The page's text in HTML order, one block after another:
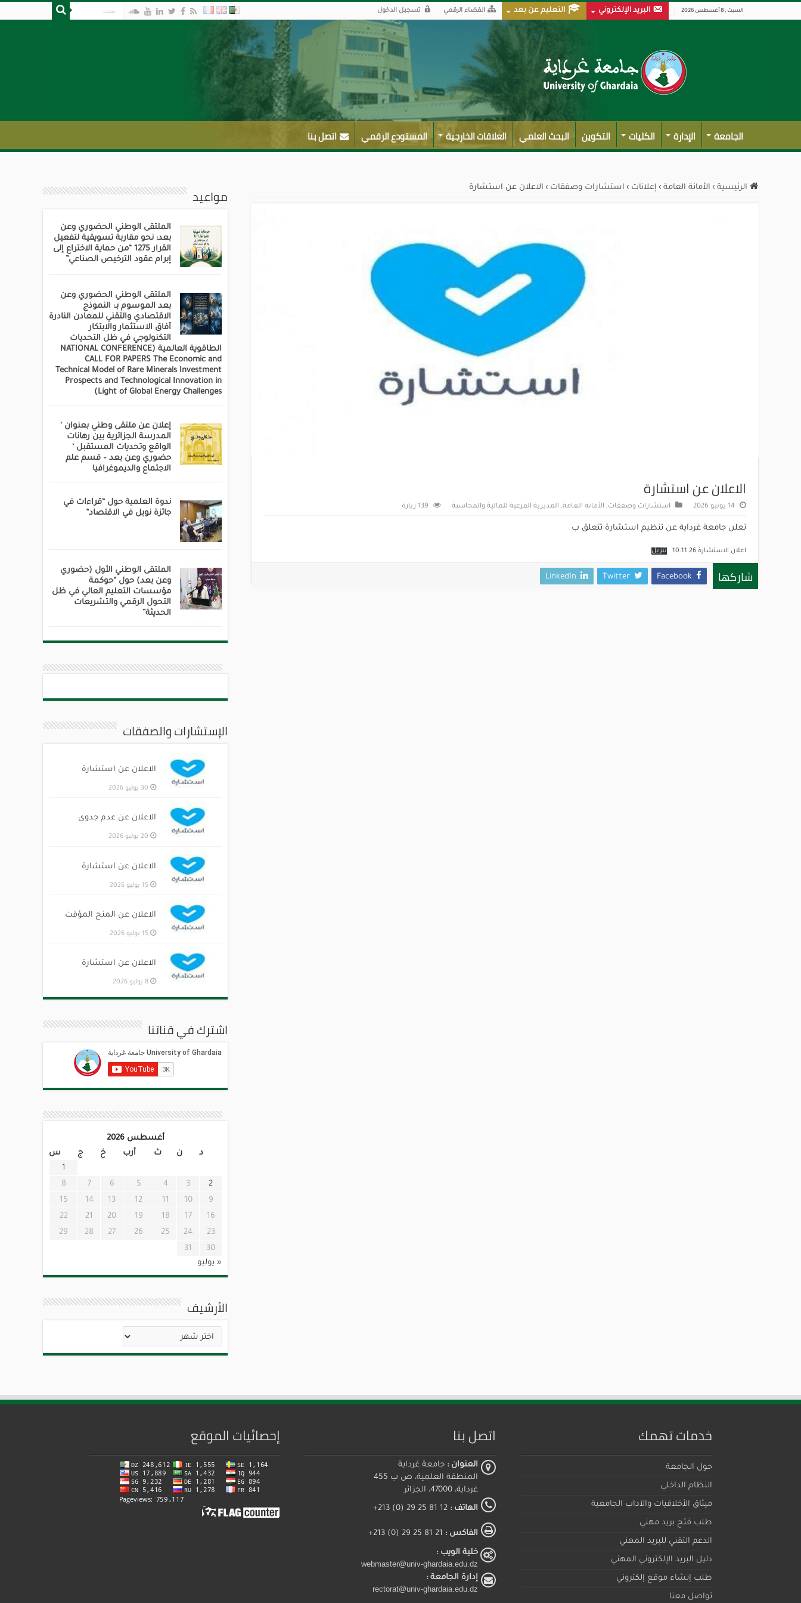
السبت , 8 أغسطس 2026 البريد الإلكتروني التعليم عن بعد الفضاء الرقمي تسجيل الدخول
الجامعة الإدارة الكليات التكوين البحث العلمي العلاقات الخارجية المستودع الرقمي اتصل بنا
الرئيسية › الأمانة العامة › إعلانات › استشارات وصفقات › الاعلان عن استشارة
الاعلان عن استشارة
14 يونيو 2026 استشارات وصفقات, الأمانة العامة, المديرية الفرعية للمالية والمحاسبة 139 زيارة
تعلن جامعة غرداية عن تنظيم استشارة تتعلق ب
اعلان الاستشارة 10.11.26 تنزيل
شاركها Facebook
Twitter
LinkedIn
مواعيد
الملتقى الوطني الحضوري وعن
بعد: نحو مقاربة تسويقية لتفعيل
القرار 1275 “من حماية الاختراع إلى
إبرام عقود الترخيص الصناعي”
الملتقى الوطني الحضوري وعن
بعد الموسوم بـ: النموذج
الاقتصادي والتقني للمعادن النادرة
آفاق الاستثمار والابتكار
التكنولوجي في ظل التحديات
الطاقوية العالمية (NATIONAL CONFERENCE
CALL FOR PAPERS The Economic and
Technical Model of Rare Minerals Investment
Prospects and Technological Innovation in
Light of Global Energy Challenges)
إعلان عن ملتقى وطني بعنوان ‘
المدرسة الجزائرية بين رهانات
الواقع وتحديات المستقبل ‘
حضوري وعن بعد – قسم علم
الاجتماع والديموغرافيا
ندوة العلمية حول “قراءات في
جائزة نوبل في الاقتصاد”
الملتقى الوطني الأول (حضوري
وعن بعد) حول “حوكمة
مؤسسات التعليم العالي في ظل
التحول الرقمي والتشريعات
الحديثة”
الإستشارات والصفقات
الاعلان عن استشارة
30 يوليو 2026
الاعلان عن عدم جدوى
20 يوليو 2026
الاعلان عن استشارة
15 يوليو 2026
الاعلان عن المنح المؤقت
15 يوليو 2026
الاعلان عن استشارة
8 يوليو 2026
اشترك في قناتنا
أغسطس 2026
د
ن ث أرب خ ج
س
1
2
3
4
5
6
7
8
9
10
11
12
13
14
15
16
17
18
19
20
21
22
23
24
25
26
27
28
29
30
31
« يوليو
الأرشيف
الأرشيف
خدمات تهمك
حول الجامعة
النظام الداخلي
ميثاق اﻷخلاقيات والآداب الجامعية
طلب فتح بريد مهني
الدعم التقني للبريد المهني
دليل البريد الإلكتروني المهني
طلب إنشاء موقع إلكتروني
تواصل معنا
اتصل بنا
العنوان : جامعة غرداية
المنطقة العلمية، ص ب 455
غرداية، 47000، الجزائر
الهاتف :
الفاكس :
خلية الويب :
webmaster@univ-ghardaia.edu.dz
إدارة الجامعة :
rectorat@univ-ghardaia.edu.dz
إحصائيات الموقع